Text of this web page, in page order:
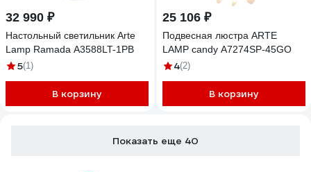
32 990 ₽
Настольный светильник Arte
Lamp Ramada A3588LT-1PB
5(1)
В корзину
25 106 ₽
Подвесная люстра ARTE
LAMP candy A7274SP-45GO
4(2)
В корзину
Показать еще 40